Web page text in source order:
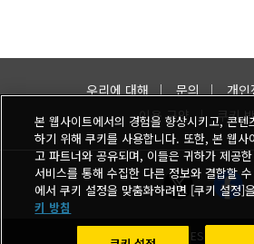
우리에 대해 문의
개인
이용 규약
쿠키
Copyright © TIMES MOBILITY
본 웹사이트에서의 경험을 향상시키고, 콘텐
하기 위해 쿠키를 사용합니다. 또한, 본 웹사
고 파트너와 공유되며, 이들은 귀하가 제공
서비스를 통해 수집한 다른 정보와 결합할
에서 쿠키 설정을 맞춤화하려면 [쿠키 설정]
키 방침